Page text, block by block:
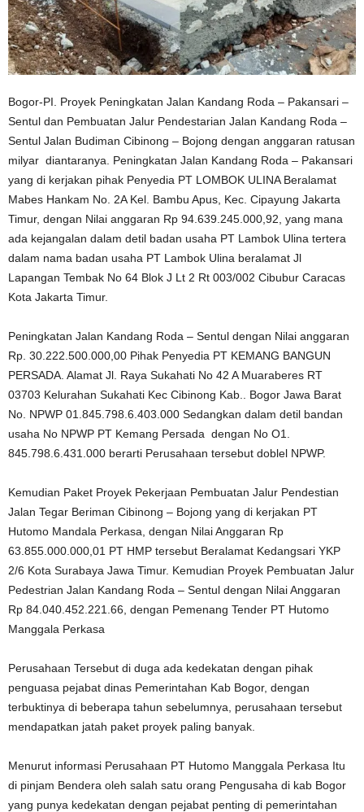
Bogor-PI. Proyek Peningkatan Jalan Kandang Roda – Pakansari –
Sentul dan Pembuatan Jalur Pendestarian Jalan Kandang Roda –
Sentul Jalan Budiman Cibinong – Bojong dengan anggaran ratusan
milyar diantaranya. Peningkatan Jalan Kandang Roda – Pakansari
yang di kerjakan pihak Penyedia PT LOMBOK ULINA Beralamat
Mabes Hankam No. 2A Kel. Bambu Apus, Kec. Cipayung Jakarta
Timur, dengan Nilai anggaran Rp 94.639.245.000,92, yang mana
ada kejangalan dalam detil badan usaha PT Lambok Ulina tertera
dalam nama badan usaha PT Lambok Ulina beralamat Jl
Lapangan Tembak No 64 Blok J Lt 2 Rt 003/002 Cibubur Caracas
Kota Jakarta Timur.
Peningkatan Jalan Kandang Roda – Sentul dengan Nilai anggaran
Rp. 30.222.500.000,00 Pihak Penyedia PT KEMANG BANGUN
PERSADA. Alamat Jl. Raya Sukahati No 42 A Muaraberes RT
03703 Kelurahan Sukahati Kec Cibinong Kab.. Bogor Jawa Barat
No. NPWP 01.845.798.6.403.000 Sedangkan dalam detil bandan
usaha No NPWP PT Kemang Persada dengan No O1.
845.798.6.431.000 berarti Perusahaan tersebut doblel NPWP.
Kemudian Paket Proyek Pekerjaan Pembuatan Jalur Pendestian
Jalan Tegar Beriman Cibinong – Bojong yang di kerjakan PT
Hutomo Mandala Perkasa, dengan Nilai Anggaran Rp
63.855.000.000,01 PT HMP tersebut Beralamat Kedangsari YKP
2/6 Kota Surabaya Jawa Timur. Kemudian Proyek Pembuatan Jalur
Pedestrian Jalan Kandang Roda – Sentul dengan Nilai Anggaran
Rp 84.040.452.221.66, dengan Pemenang Tender PT Hutomo
Manggala Perkasa
Perusahaan Tersebut di duga ada kedekatan dengan pihak
penguasa pejabat dinas Pemerintahan Kab Bogor, dengan
terbuktinya di beberapa tahun sebelumnya, perusahaan tersebut
mendapatkan jatah paket proyek paling banyak.
Menurut informasi Perusahaan PT Hutomo Manggala Perkasa Itu
di pinjam Bendera oleh salah satu orang Pengusaha di kab Bogor
yang punya kedekatan dengan pejabat penting di pemerintahan